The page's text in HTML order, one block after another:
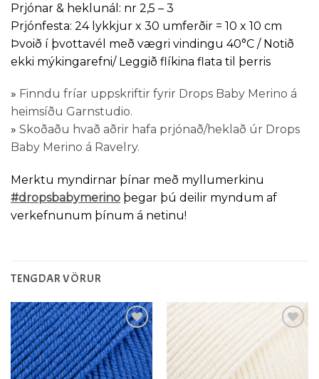
Prjónar & heklunál: nr 2,5 – 3
Prjónfesta: 24 lykkjur x 30 umferðir = 10 x 10 cm
Þvoið í þvottavél með vægri vindingu 40°C / Notið
ekki mýkingarefni/ Leggið flíkina flata til þerris
» Finndu fríar uppskriftir fyrir Drops Baby Merino á
heimsíðu Garnstudio.
» Skoðaðu hvað aðrir hafa prjónað/heklað úr Drops
Baby Merino á Ravelry.
Merktu myndirnar þínar með myllumerkinu
#dropsbabymerino þegar þú deilir myndum af
verkefnunum þínum á netinu!
TENGDAR VÖRUR
Setja á
óskalista
Setja á
óskalista